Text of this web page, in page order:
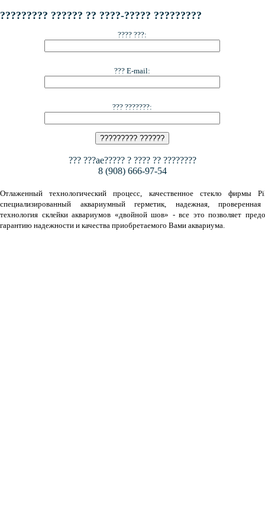
????????? ?????? ?? ????-????? ?????????
???? ???:
??? E-mail:
??? ???????:
??? ???ae????? ? ???? ?? ????????
8 (908) 666-97-54
Отлаженный технологический процесс, качественное стекло фирмы
специализированный аквариумный герметик, надежная,
технология склейки аквариумов «двойной шов» - все это позволяет
гарантию надежности и качества приобретаемого Вами аквариума.